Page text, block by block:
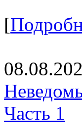
[
Часть 1